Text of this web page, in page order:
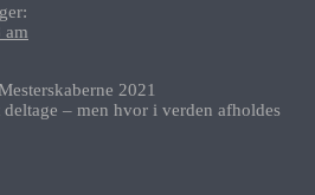
am
2021
deltage – men hvor i verden afholdes